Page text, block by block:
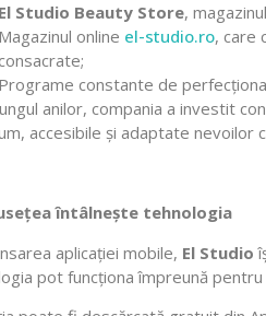
El Studio Beauty Store,
Magazinul online el-studio.ro, care
Programe constante de
anilor, compania a investit
accesibile și adaptate nevoilor
întâlnește tehnologia
aplicației mobile, El Studio
pot funcționa împreună